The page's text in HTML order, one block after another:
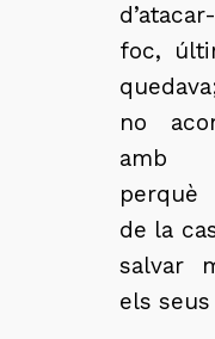
foc,
no
amb
perquè
de la
salvar
els